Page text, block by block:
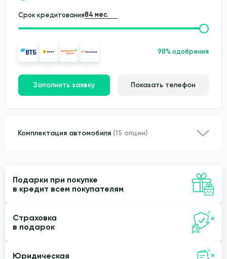
Срок кредитования
98% одобрения
Заполнить заявку Показать телефон
Комплектация автомобиля (15 опции)
Подарки при покупке
в кредит всем покупателям
Страховка
в подарок
Юридическая